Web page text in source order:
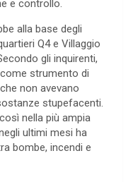
e controllo.
alla base degli
Q4 e Villaggio
gli inquirenti,
strumento di
non avevano
stupefacenti.
nella più ampia
ultimi mesi ha
bombe, incendi e